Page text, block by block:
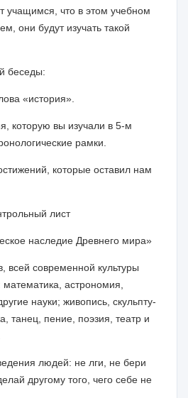
учащимся, что в этом учеб­ном
они будут изучать та­кой
беседы:
«история».
которую вы изучали в 5-м
рамки.
которые оставил нам
лист
наследие Древнего мира»
всей современной культуры
астрономия,
науки; живопись, скульпту­
танец, пение, поэзия, театр и
людей: не лги, не бери
другому того, чего себе не